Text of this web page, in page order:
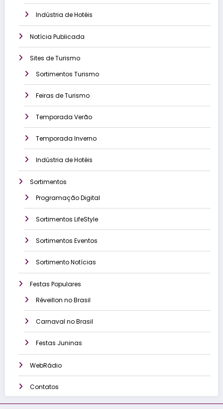
Indústria de Hotéis
Notícia Publicada
Sites de Turismo
Sortimentos Turismo
Feiras de Turismo
Temporada Verão
Temporada Inverno
Indústria de Hotéis
Sortimentos
Programação Digital
Sortimentos LifeStyle
Sortimentos Eventos
Sortimento Notícias
Festas Populares
Réveillon no Brasil
Carnaval no Brasil
Festas Juninas
WebRádio
Contatos